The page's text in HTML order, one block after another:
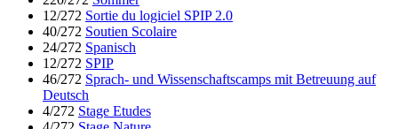
12/272 Sortie du logiciel SPIP 2.0
40/272 Soutien Scolaire
24/272 Spanisch
12/272 SPIP
46/272 Sprach- und Wissenschaftscamps mit Betreuung auf
Deutsch
4/272 Stage Etudes